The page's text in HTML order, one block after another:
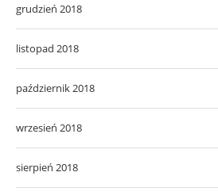
grudzień 2018
listopad 2018
październik 2018
wrzesień 2018
sierpień 2018